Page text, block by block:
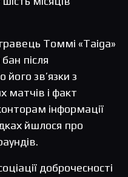
Томмі «Taiga»
після
його зв’язки з
матчів і факт
інформації
йшлося про
доброчесності